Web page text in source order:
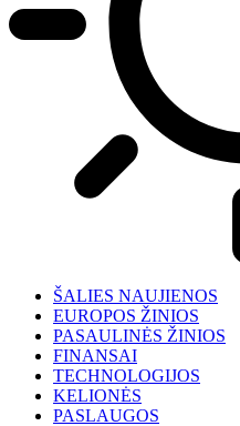
ŠALIES NAUJIENOS
EUROPOS ŽINIOS
PASAULINĖS ŽINIOS
FINANSAI
TECHNOLOGIJOS
KELIONĖS
PASLAUGOS